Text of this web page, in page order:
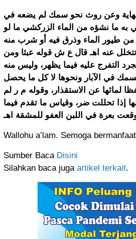
وعن روث نحو سمك لم يضعه في
به ما نشؤه من الماء الزركشي ما لو
من طيور الماء وذرق فيه أو شرب منه
عنه اهـ قال ع ش قوله عبثا ومن
التفرج عليه فيما يظهر، وليس منه
في الآبار ونحوها لا كل ما يحصل
لمائها عن الاستقذار، وقوله م ر لم
إذا تحللت ضر، وقياس ما تقدم فيما
وقعت بعرة في اللبن العفو للمشقة اهـ
Wallohu a’lam. Semoga
Sumber Baca Disini
Silahkan baca juga artikel terkait.